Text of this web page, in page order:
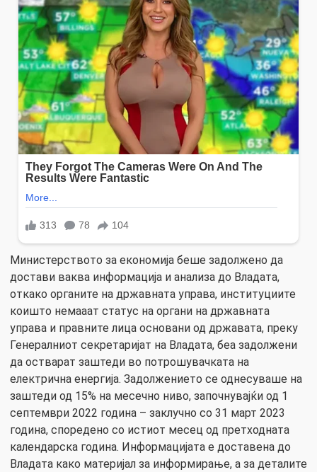
Министерството за економија беше задолжено да
достави ваква информација и анализа до Владата,
откако органите на државната управа, институциите
коишто немааат статус на органи на државната
управа и правните лица основани од државата, преку
Генералниот секретаријат на Владата, беа задолжени
да остварат заштеди во потрошувачката на
електрична енергија. Задолжението се однесуваше на
заштеди од 15% на месечно ниво, започнувајќи од 1
септември 2022 година – заклучно со 31 март 2023
година, споредено со истиот месец од претходната
календарска година. Информацијата е доставена до
Владата како материјал за информирање, а за деталите